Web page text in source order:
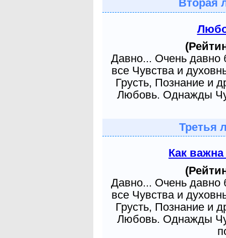
Вторая
Давно... Очень давно
все Чувства и
Грусть, Познание и
Любовь. Однажды
Третья
Как
Давно... Очень давно
все Чувства и
Грусть, Познание и
Любовь. Однажды